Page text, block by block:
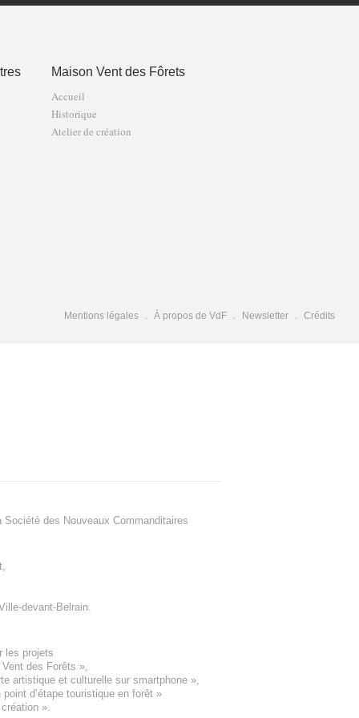
Maison Vent des Fôrets
Accueil
Historique
Atelier de création
Mentions légales À propos de VdF Newsletter Crédits
Société des Nouveaux Commanditaires
,
devant-Belrain.
les projets
des Forêts »,
artistique et culturelle sur smartphone »,
point d’étape touristique en forêt »
création ».